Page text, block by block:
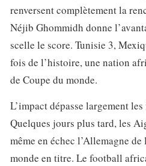
renversent complètement la
Néjib Ghommidh donne
scelle le score. Tunisie 3,
fois de l’histoire, une nation
de Coupe du monde.
L’impact dépasse largement
Quelques jours plus tard, les
même en échec l’Allemagne
monde en titre. Le football